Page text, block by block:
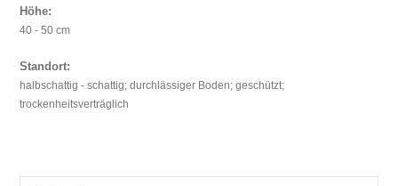
Höhe:
40 - 50 cm
Standort:
halbschattig - schattig; durchlässiger Boden; geschützt;
trockenheitsverträglich